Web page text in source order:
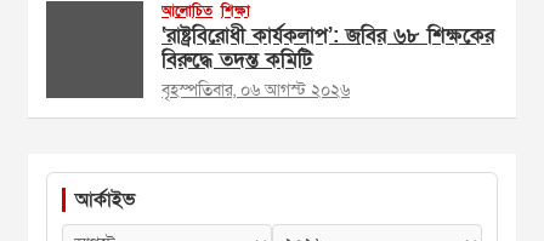
আলোচিত শিক্ষা
‘রাষ্ট্রবিরোধী কার্যকলাপ’: জবির ৬৮ শিক্ষকের
বিরুদ্ধে তদন্ত কমিটি
বৃহস্পতিবার, ০৬ আগস্ট ২০২৬
আর্কাইভ